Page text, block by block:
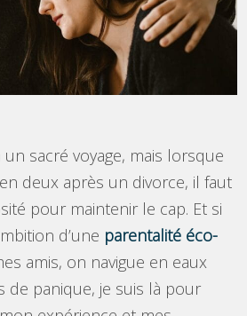
un sacré voyage, mais lorsque
deux après un divorce, il faut
pour maintenir le cap. Et si
d’une parentalité éco-
amis, on navigue en eaux
de panique, je suis là pour